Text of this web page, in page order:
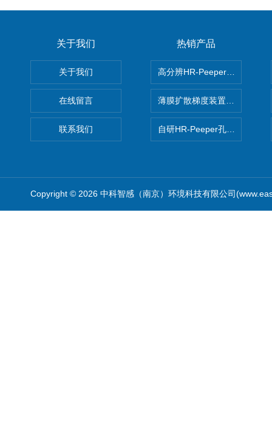
关于我们
关于我们
在线留言
联系我们
热销产品
高分辨HR-Peeper采样器孔隙
薄膜扩散梯度装置 Agl DGT
自研HR-Peeper孔隙水采样器
Copyright © 2026 中科智感（南京）环境科技有限公司